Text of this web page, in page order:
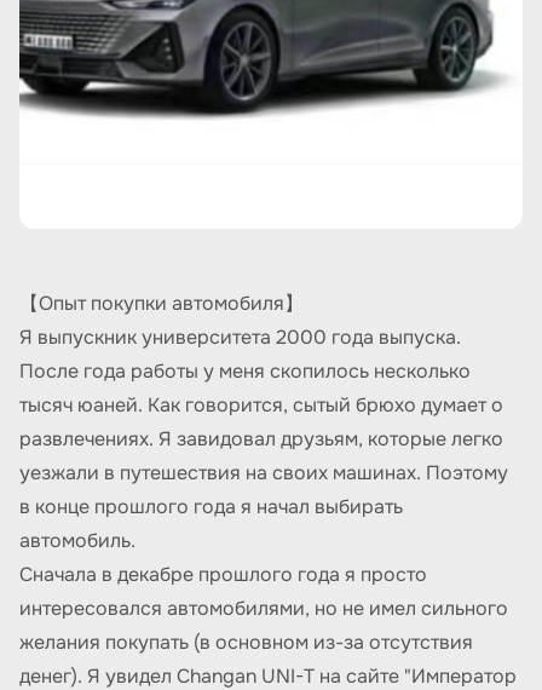
【Опыт покупки автомобиля】
Я выпускник университета 2000 года выпуска.
После года работы у меня скопилось несколько
тысяч юаней. Как говорится, сытый брюхо думает о
развлечениях. Я завидовал друзьям, которые легко
уезжали в путешествия на своих машинах. Поэтому
в конце прошлого года я начал выбирать
автомобиль.
Сначала в декабре прошлого года я просто
интересовался автомобилями, но не имел сильного
желания покупать (в основном из-за отсутствия
денег). Я увидел Changan UNI-T на сайте "Император